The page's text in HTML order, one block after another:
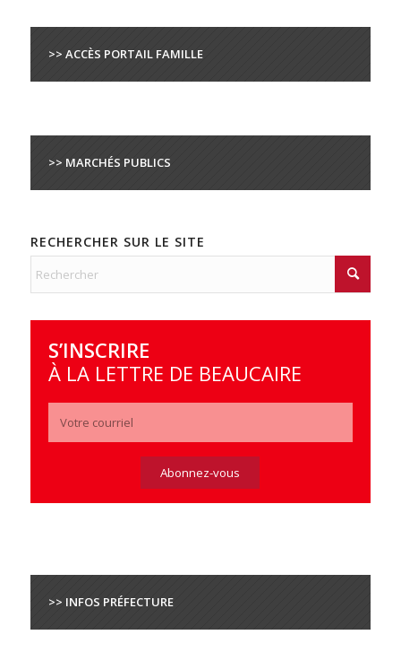
>> ACCÈS PORTAIL FAMILLE
>> MARCHÉS PUBLICS
RECHERCHER SUR LE SITE
S’INSCRIRE
À LA LETTRE DE BEAUCAIRE
>> INFOS PRÉFECTURE